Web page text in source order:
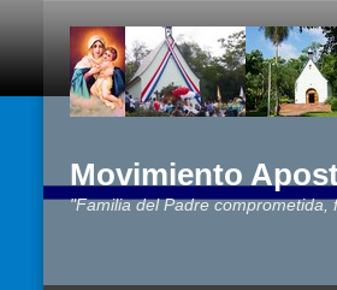
Movimiento
"Familia del Padre comprometida,